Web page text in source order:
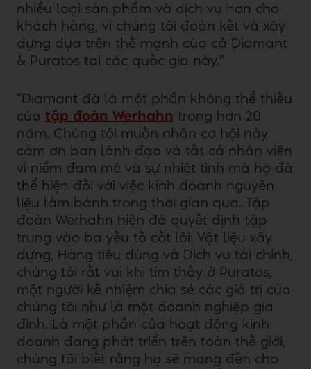
nhiều loại sản phẩm và dịch vụ hơn cho
khách hàng, vì chúng tôi đoàn kết và xây
dựng dựa trên thế mạnh của cả Diamant
& Puratos tại các quốc gia này."
"Diamant đã là một phần không thể thiếu
của tập đoàn Werhahn trong hơn 20
năm. Chúng tôi muốn nhân cơ hội này
cảm ơn ban lãnh đạo và tất cả nhân viên
vì niềm đam mê và sự nhiệt tình mà họ đã
thể hiện đối với việc kinh doanh nguyên
liệu làm bánh trong thời gian qua. Tập
đoàn Werhahn hiện đã quyết định tập
trung vào ba yếu tố cốt lõi: Vật liệu xây
dựng, Hàng tiêu dùng và Dịch vụ tài chính,
chúng tôi rất vui khi tìm thấy ở Puratos,
một người kế nhiệm chia sẻ các giá trị của
chúng tôi như là một doanh nghiệp gia
đình. Là một phần của hoạt động kinh
doanh đang phát triển trên toàn thế giới,
chúng tôi biết rằng họ sẽ mang đến cho